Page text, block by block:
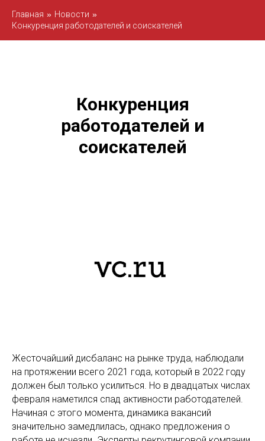
Главная » Новости »
Конкуренция работодателей и соискателей
Конкуренция
работодателей и
соискателей
Жесточайший дисбаланс на рынке труда, наблюдали
на протяжении всего 2021 года, который в 2022 году
должен был только усилиться. Но в двадцатых числах
февраля наметился спад активности работодателей.
Начиная с этого момента, динамика вакансий
значительно замедлилась, однако предложения о